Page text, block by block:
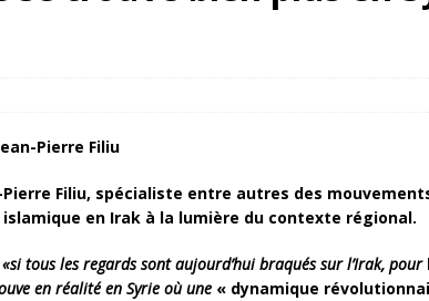
était une blague de mauvais
Pierre Filiu
Pierre Filiu, spécialiste entre autres des
islamique en Irak à la lumière du contexte régional.
«si tous les regards sont aujourd’hui braqués sur l’Irak, pour
en réalité en Syrie où une « dynamique